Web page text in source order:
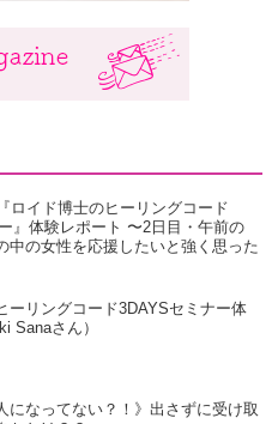
ロイド博士のヒーリングコード
』体験レポート 〜2日目・午前の
中の女性を応援したいと強く思った
ーリングコード3DAYSセミナー体
Sanaさん）
になってない？！》出さずに受け取